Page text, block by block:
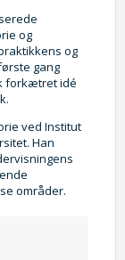
og
og
gang
forkætret idé
ved Institut
Han
områder.